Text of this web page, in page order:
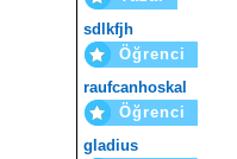
sdlkfjh
Öğrenci
raufcanhoskal
Öğrenci
gladius